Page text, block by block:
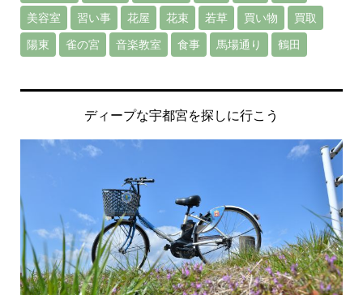
美容室
習い事 花屋 花束 若草 買い物
買取
陽東
雀の宮 音楽教室 食事 馬場通り 鶴田
ディープな宇都宮を探しに行こう